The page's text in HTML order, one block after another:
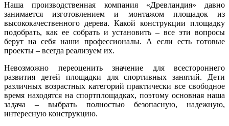
Наша производственная компания «Древландия» давно
занимается изготовлением и монтажом площадок из
высококачественного дерева. Какой конструкции площадку
подобрать, как ее собрать и установить – все эти вопросы
берут на себя наши профессионалы. А если есть готовые
проекты – всегда реализуем их.
Невозможно переоценить значение для всестороннего
развития детей площадки для спортивных занятий. Дети
различных возрастных категорий практически все свободное
время находятся на спортплощадках, поэтому основная наша
задача – выбрать полностью безопасную, надежную,
интересную конструкцию.